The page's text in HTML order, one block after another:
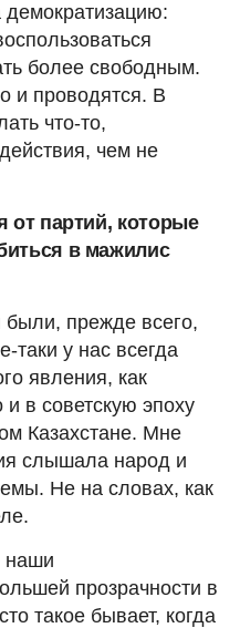
более свободным.
и проводятся. В
что-то,
чем не
от партий, которые
в мажилис
прежде всего,
таки у нас всегда
явления, как
в советскую эпоху
Казахстане. Мне
слышала народ и
Не на словах, как
наши
прозрачности в
такое бывает, когда